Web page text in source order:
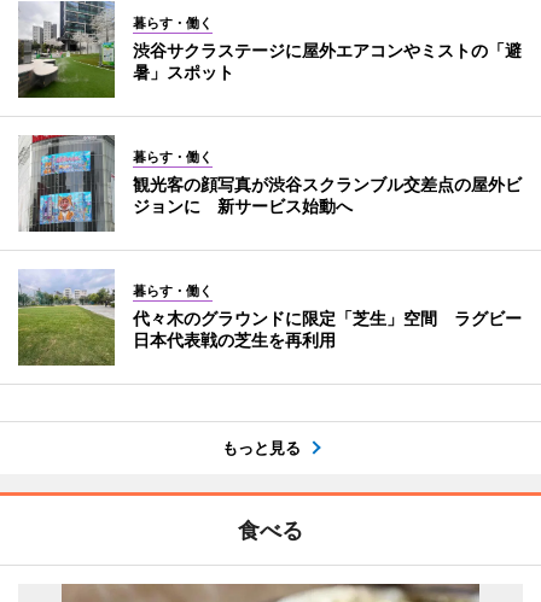
暮らす・働く
渋谷サクラステージに屋外エアコンやミストの「避
暑」スポット
暮らす・働く
観光客の顔写真が渋谷スクランブル交差点の屋外ビ
ジョンに 新サービス始動へ
暮らす・働く
代々木のグラウンドに限定「芝生」空間 ラグビー
日本代表戦の芝生を再利用
もっと見る
食べる